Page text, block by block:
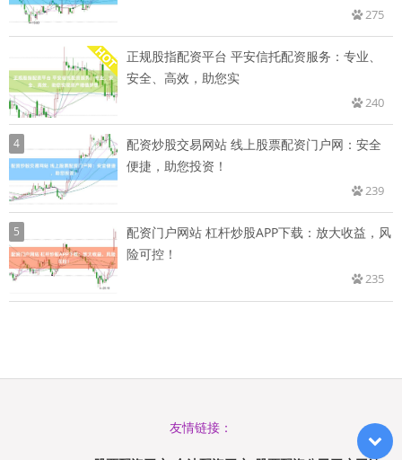
275
正规股指配资平台 平安信托配资服务：专业、
安全、高效，助您实
240
4
配资炒股交易网站 线上股票配资门户网：安全
便捷，助您投资！
239
5
配资门户网站 杠杆炒股APP下载：放大收益，风
险可控！
235
友情链接：